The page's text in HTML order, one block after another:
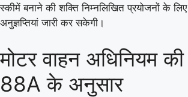
स्कीमें बनाने की शक्ति निम्नलिखित प्रयोजनों के
अनुज्ञप्तियां जारी कर सकेगी।
मोटर वाहन अधिनियम की
88A के अनुसार